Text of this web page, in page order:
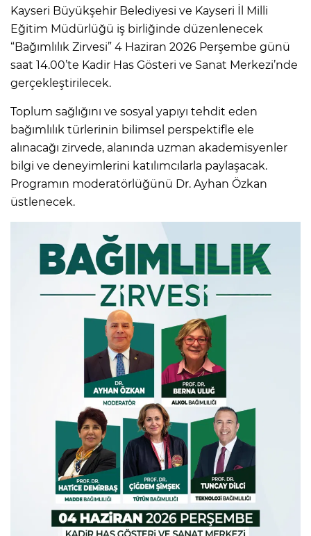
Kayseri Büyükşehir Belediyesi ve Kayseri İl Milli
Eğitim Müdürlüğü iş birliğinde düzenlenecek
“Bağımlılık Zirvesi” 4 Haziran 2026 Perşembe günü
saat 14.00’te Kadir Has Gösteri ve Sanat Merkezi’nde
gerçekleştirilecek.
Toplum sağlığını ve sosyal yapıyı tehdit eden
bağımlılık türlerinin bilimsel perspektifle ele
alınacağı zirvede, alanında uzman akademisyenler
bilgi ve deneyimlerini katılımcılarla paylaşacak.
Programın moderatörlüğünü Dr. Ayhan Özkan
üstlenecek.